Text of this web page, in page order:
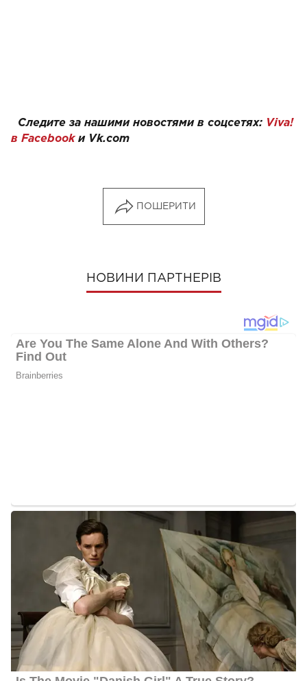
Следите за нашими новостями в соцсетях: Viva!
в Facebookи Vk.com
ПОШЕРИТИ
НОВИНИ ПАРТНЕРІВ